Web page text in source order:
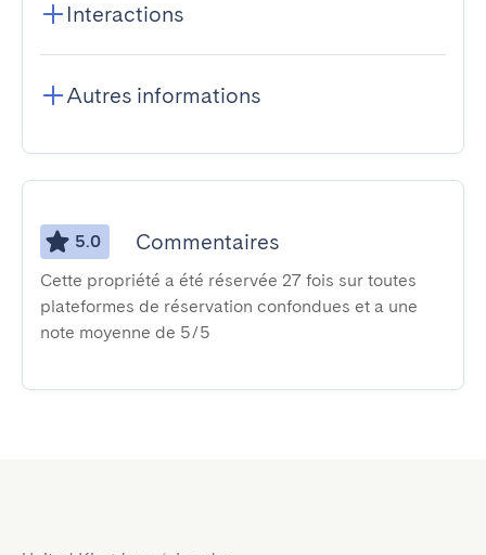
Interactions
Autres informations
5.0 Commentaires
Cette propriété a été réservée 27 fois sur toutes
plateformes de réservation confondues et a une
note moyenne de 5/5